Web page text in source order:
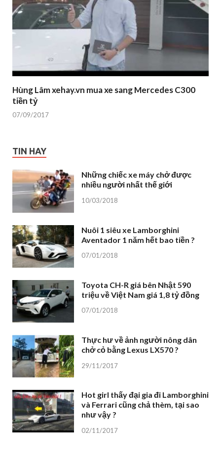
Hùng Lâm xehay.vn mua xe sang Mercedes C300
tiền tỷ
07/09/2017
TIN HAY
Những chiếc xe máy chở được
nhiều người nhất thế giới
10/03/2018
Nuôi 1 siêu xe Lamborghini
Aventador 1 năm hết bao tiền ?
07/01/2018
Toyota CH-R giá bên Nhật 590
triệu về Việt Nam giá 1,8 tỷ đồng
07/01/2018
Thực hư về ảnh người nông dân
chở cỏ bằng Lexus LX570 ?
29/11/2017
Hot girl thấy đại gia đi Lamborghini
và Ferrari cũng chả thèm, tại sao
như vậy ?
02/11/2017